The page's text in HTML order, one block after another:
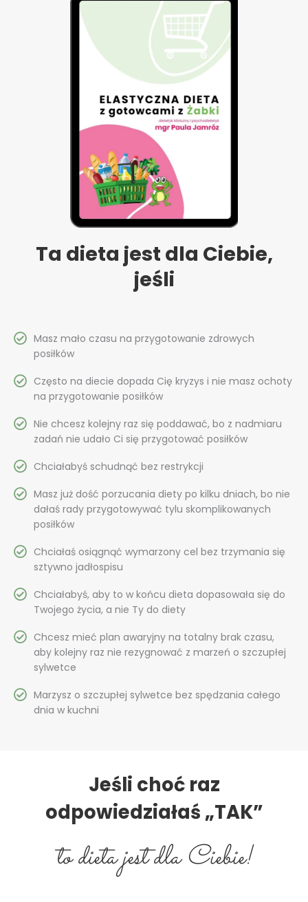
Ta dieta jest dla Ciebie,
jeśli
Masz mało czasu na przygotowanie zdrowych
posiłków
Często na diecie dopada Cię kryzys i nie masz ochoty
na przygotowanie posiłków
Nie chcesz kolejny raz się poddawać, bo z nadmiaru
zadań nie udało Ci się przygotować posiłków
Chciałabyś schudnąć bez restrykcji
Masz już dość porzucania diety po kilku dniach, bo nie
dałaś rady przygotowywać tylu skomplikowanych
posiłków
Chciałaś osiągnąć wymarzony cel bez trzymania się
sztywno jadłospisu
Chciałabyś, aby to w końcu dieta dopasowała się do
Twojego życia, a nie Ty do diety
Chcesz mieć plan awaryjny na totalny brak czasu,
aby kolejny raz nie rezygnować z marzeń o szczupłej
sylwetce
Marzysz o szczupłej sylwetce bez spędzania całego
dnia w kuchni
Jeśli choć raz
odpowiedziałaś „TAK”
to dieta jest dla Ciebie!